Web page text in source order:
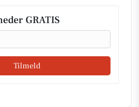
GRATIS
Tilmeld